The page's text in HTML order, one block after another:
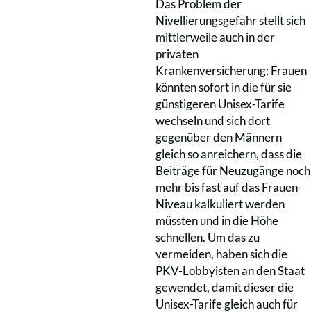
Das Problem der
Nivellierungsgefahr stellt sich
mittlerweile auch in der
privaten
Krankenversicherung: Frauen
könnten sofort in die für sie
günstigeren Unisex-Tarife
wechseln und sich dort
gegenüber den Männern
gleich so anreichern, dass die
Beiträge für Neuzugänge noch
mehr bis fast auf das Frauen-
Niveau kalkuliert werden
müssten und in die Höhe
schnellen. Um das zu
vermeiden, haben sich die
PKV-Lobbyisten an den Staat
gewendet, damit dieser die
Unisex-Tarife gleich auch für